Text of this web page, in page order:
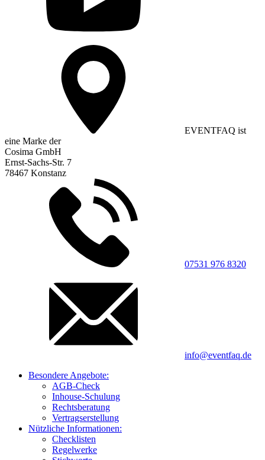
EVENTFAQ ist
eine Marke der
Cosima GmbH
Ernst-Sachs-Str. 7
78467 Konstanz
07531 976 8320
info@eventfaq.de
Besondere Angebote:
AGB-Check
Inhouse-Schulung
Rechtsberatung
Vertragserstellung
Nützliche Informationen:
Checklisten
Regelwerke